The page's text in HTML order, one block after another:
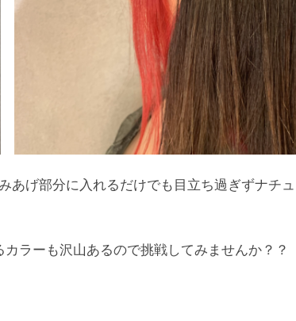
あげ部分に入れるだけでも目立ち過ぎずナチュ
ラーも沢山あるので挑戦してみませんか？？